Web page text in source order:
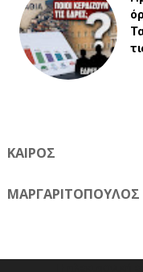
ΚΑΙΡΟΣ
ΜΑΡΓΑΡΙΤΟΠΟΥΛΟΣ